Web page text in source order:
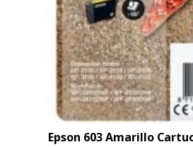
Epson 603 Amarillo